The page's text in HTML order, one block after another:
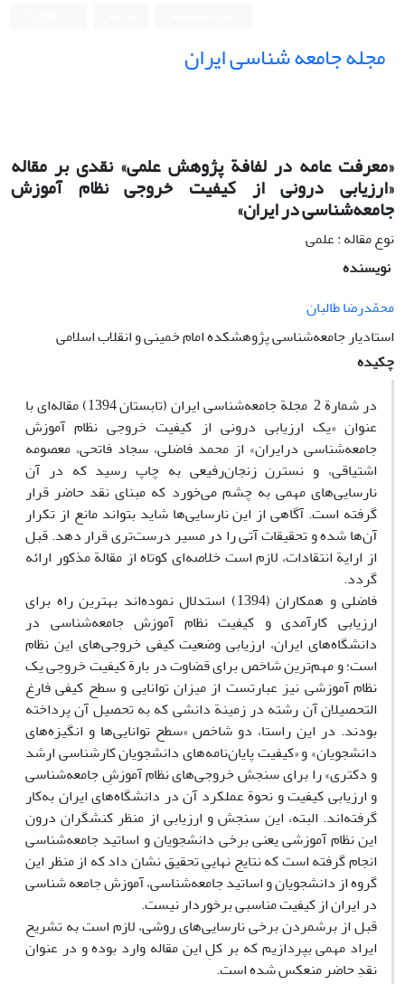
مجله جامعه شناسی ایران
«معرفت عامه در لفافة پژوهش علمی» نقدی بر مقاله
«ارزیابی درونی از کیفیت خروجی نظام آموزش
جامعه‌شناسی در ایران»
نوع مقاله : علمی
نویسنده
محمّدرضا طالبان
استادیار جامعه‌شناسی پژوهشکده امام خمینی و انقلاب اسلامی
چکیده
در شمارة 2 مجلة جامعه‌شناسی ایران (تابستان 1394) مقاله‌ای با
عنوان «یک ارزیابی درونی از کیفیت خروجی نظام آموزش
جامعه‌شناسی درایران» از محمد فاضلی، سجاد فاتحی، معصومه
اشتیاقی، و نسترن زنجان‌رفیعی به چاپ رسید که در آن
نارسایی‌های مهمی به چشم می‌خورد که مبنای نقد حاضر قرار
گرفته است. آگاهی از این نارسایی‌ها شاید بتواند مانع از تکرار
آن‌ها شده و تحقیقات آتی را در مسیر درست‌تری قرار دهد. قبل
از ارایة انتقادات، لازم است خلاصه‌ای کوتاه از مقالة مذکور ارائه
گردد.
فاضلی و همکاران (1394) استدلال نموده‌اند بهترین راه برای
ارزیابی کارآمدی و کیفیت نظام آموزش جامعه‌شناسی در
دانشگاه‌های ایران، ارزیابی وضعیت کیفی خروجی‌های این نظام
است؛ و مهم‌ترین شاخص برای قضاوت در بارة کیفیت خروجی یک
نظام آموزشی نیز عبارتست از میزان توانایی و سطح کیفی فارغ
التحصیلان آن رشته در زمینة دانشی که به تحصیل آن پرداخته
بودند. در این راستا، دو شاخص «سطح توانایی‌ها و انگیزه‌های
دانشجویان» و «کیفیت پایان‌نامه‌های دانشجویان کارشناسی ارشد
و دکتری» را برای سنجش خروجی‌های نظام آموزشِ جامعه‌شناسی
و ارزیابی کیفیت و نحوة عملکرد آن در دانشگاه‌های ایران به‌کار
گرفته‌اند. البته، این سنجش و ارزیابی از منظر کنشگران درون
این نظام آموزشی یعنی برخی دانشجویان و اساتید جامعه‌شناسی
انجام گرفته است که نتایج نهاییِ تحقیق نشان داد که از منظر این
گروه از دانشجویان و اساتید جامعه‌شناسی، آموزش جامعه شناسی
در ایران از کیفیت مناسبی برخوردار نیست.
قبل از برشمردن برخی نارسایی‌های روشی، لازم است به تشریح
ایراد مهمی بپردازیم که بر کلِ این مقاله وارد بوده و در عنوان
نقدِ حاضر منعکس شده است.